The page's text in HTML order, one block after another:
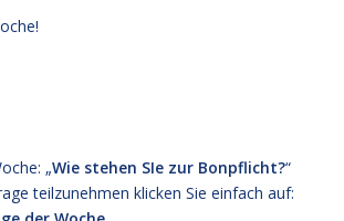
„Wie stehen SIe zur Bonpflicht?“
teilzunehmen klicken Sie einfach auf: